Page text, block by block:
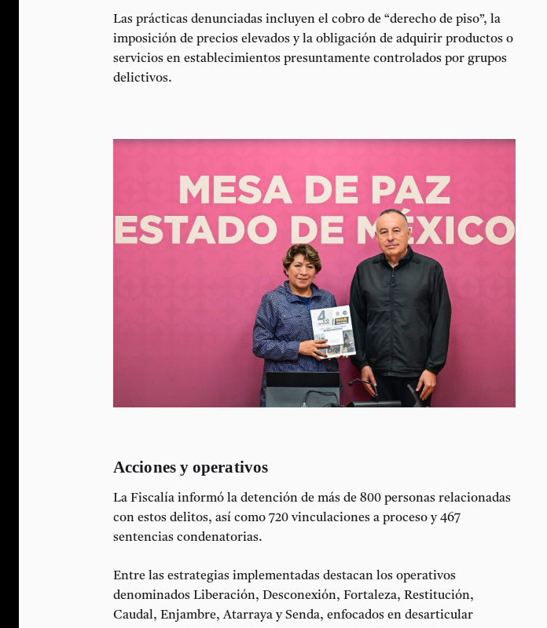
Las prácticas denunciadas incluyen el cobro de “derecho de piso”, la
imposición de precios elevados y la obligación de adquirir productos o
servicios en establecimientos presuntamente controlados por grupos
delictivos.
Acciones y operativos
La Fiscalía informó la detención de más de 800 personas relacionadas
con estos delitos, así como 720 vinculaciones a proceso y 467
sentencias condenatorias.
Entre las estrategias implementadas destacan los operativos
denominados Liberación, Desconexión, Fortaleza, Restitución,
Caudal, Enjambre,AtarrayaySenda, enfocados en desarticular